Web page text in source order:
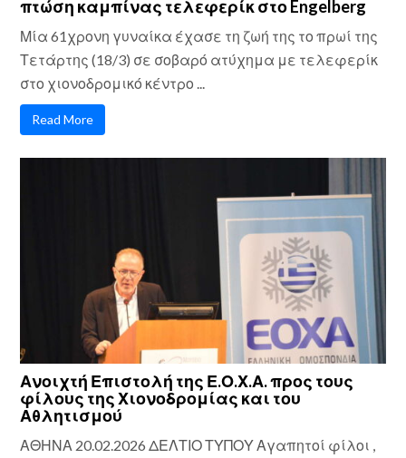
πτώση καμπίνας τελεφερίκ στο Engelberg
Μία 61χρονη γυναίκα έχασε τη ζωή της το πρωί της
Τετάρτης (18/3) σε σοβαρό ατύχημα με τελεφερίκ
στο χιονοδρομικό κέντρο ...
Read More
Ανοιχτή Επιστολή της Ε.Ο.Χ.Α. προς τους
φίλους της Χιονοδρομίας και του
Αθλητισμού
ΑΘΗΝΑ 20.02.2026 ΔΕΛΤΙΟ ΤΥΠΟΥ Αγαπητοί φίλοι ,